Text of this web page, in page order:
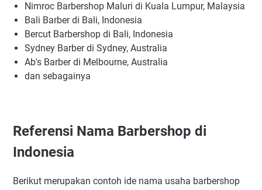
Nimroc Barbershop Maluri di Kuala Lumpur, Malaysia
Bali Barber di Bali, Indonesia
Bercut Barbershop di Bali, Indonesia
Sydney Barber di Sydney, Australia
Ab's Barber di Melbourne, Australia
dan sebagainya
Referensi Nama Barbershop di
Indonesia
Berikut merupakan contoh ide nama usaha barbershop